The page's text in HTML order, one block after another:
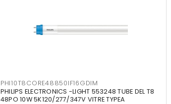
PHI10T8CORE48850IF16GDIM
PHILIPS ELECTRONICS -LIGHT 553248 TUBE DEL T8
48PO 10W 5K120/277/347V VITRE TYPEA